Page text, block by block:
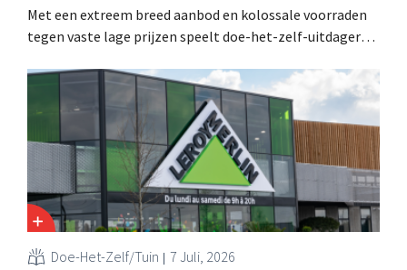
Met een extreem breed aanbod en kolossale voorraden
tegen vaste lage prijzen speelt doe-het-zelf-uitdager
“We lossen drie belangrijke problemen op voor onze
klanten,” zegt topman Loïc Hardy.
Doe-Het-Zelf/Tuin 7 Juli, 2026